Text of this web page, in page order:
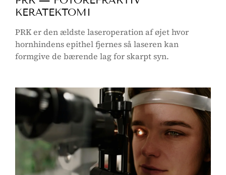
KERATEKTOMI
PRK er den ældste laseroperation af øjet hvor
hornhindens epithel fjernes så laseren kan
formgive de bærende lag for skarpt syn.